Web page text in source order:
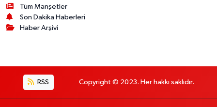
Tüm Manşetler
Son Dakika Haberleri
Haber Arşivi
RSS Copyright © 2023. Her hakkı saklıdır.